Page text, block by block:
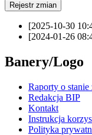
Rejestr zmian
[2025-10-30
[2024-01-26
Banery/Logo
Raporty o stanie
Redakcja BIP
Kontakt
Instrukcja
Polityka